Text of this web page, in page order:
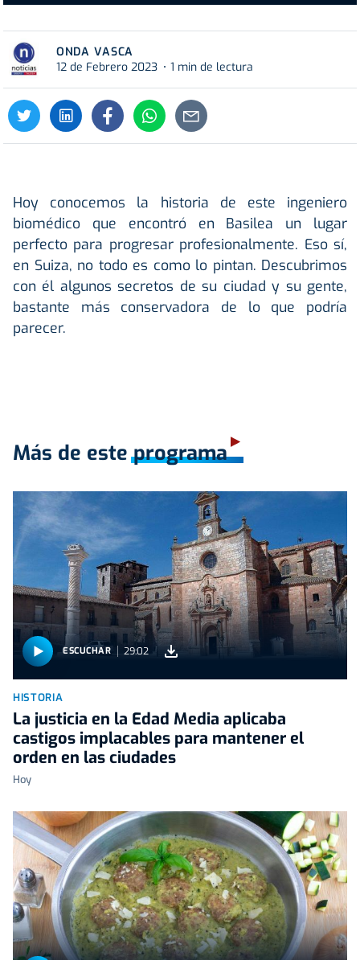
ONDA VASCA
12 de Febrero 2023
1 min de lectura
Hoy conocemos la historia de este ingeniero
biomédico que encontró en Basilea un lugar
perfecto para progresar profesionalmente. Eso sí,
en Suiza, no todo es como lo pintan. Descubrimos
con él algunos secretos de su ciudad y su gente,
bastante más conservadora de lo que podría
parecer.
Más de este programa
ESCUCHAR 29:02
HISTORIA
La justicia en la Edad Media aplicaba
castigos implacables para mantener el
orden en las ciudades
Hoy